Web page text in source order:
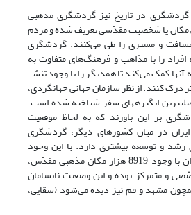
گردشگری در تاریخ نیز گردشگری مذهبی
یا شخصیت مقدّسی تعریف شده و مردم
و مسیری را طی می‌کنند. گردشگری
را با مذاهب و فرهنگ‌های متفاوت به
یکدیگر پیوند می‌دهد و به آنها کمک می‌کند تا همدیگر را با وجود تنش­
درک کنند. از نظر سازمان جهانی جهانگردی،
انگیزه­های سفر شناخته شده است.
بر این باورند که به لحاظ موقعیت
در میان کشورهای دیگر، گردشگری
و توسعه بیشتری دارد. با این وجود
گردشگری مذهبی در ایران با وجود 8919 هزار مکان مذهبی مقدّس،
و متمرکز بوده و این وضعیت نابسامان
مشهد و قم نیز دیده می‌شود (سقایی،